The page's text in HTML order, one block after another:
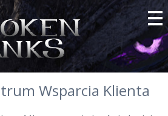
Wsparcia Klienta